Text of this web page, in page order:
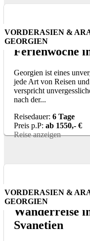
VORDERASIEN &
GEORGIEN
Ferienwoche
Georgien ist eines
jede Art von Reisen
verspricht
nach der...
Reisedauer: 6 Tage
Preis p.P: ab 1550,- €
Reise anzeigen
VORDERASIEN &
GEORGIEN
Wanderreise
Svanetien